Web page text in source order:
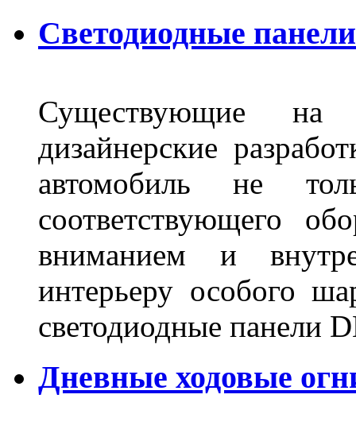
Светодиодные
Существующие
дизайнерские
автомобиль не
соответствующего
вниманием и
интерьеру особого
светодиодные панели
Дневные ходовые